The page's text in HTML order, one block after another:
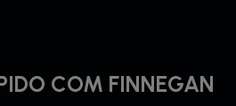
COM FINNEGAN